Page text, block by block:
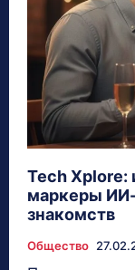
Tech Xplore:
маркеры
знакомств
Общество